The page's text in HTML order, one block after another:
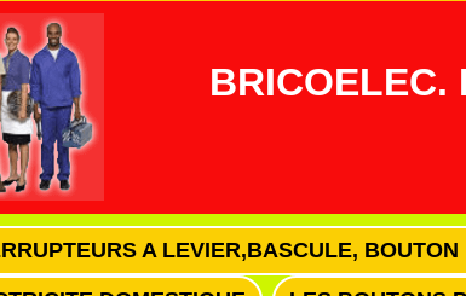
BRICOELEC.
A LEVIER,BASCULE, BOUTON